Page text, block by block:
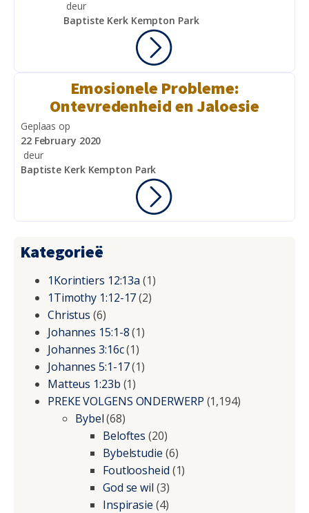
deur
Baptiste Kerk Kempton Park
Emosionele Probleme:
Ontevredenheid en Jaloesie
Geplaas op
22 February 2020
deur
Baptiste Kerk Kempton Park
Kategorieë
1Korintiers 12:13a (1)
1Timothy 1:12-17(2)
Christus (6)
Johannes 15:1-8(1)
Johannes 3:16c(1)
Johannes 5:1-17(1)
Matteus 1:23b (1)
PREKE VOLGENS ONDERWERP (1,194)
Bybel(68)
Beloftes (20)
Bybelstudie (6)
Foutloosheid (1)
God se wil (3)
Inspirasie (4)